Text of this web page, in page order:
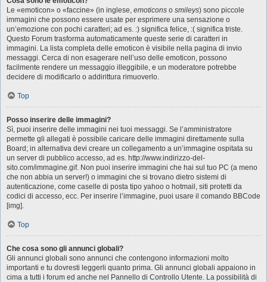
Le «emoticon» o «faccine» (in inglese, emoticons o smileys) sono piccole
immagini che possono essere usate per esprimere una sensazione o
un’emozione con pochi caratteri; ad es. :) significa felice, :( significa triste.
Questo Forum trasforma automaticamente queste serie di caratteri in
immagini. La lista completa delle emoticon è visibile nella pagina di invio
messaggi. Cerca di non esagerare nell’uso delle emoticon, possono
facilmente rendere un messaggio illeggibile, e un moderatore potrebbe
decidere di modificarlo o addirittura rimuoverlo.
Top
Posso inserire delle immagini?
Sì, puoi inserire delle immagini nei tuoi messaggi. Se l’amministratore
permette gli allegati è possibile caricare delle immagini direttamente sulla
Board; in alternativa devi creare un collegamento a un’immagine ospitata su
un server di pubblico accesso, ad es. http://www.indirizzo-del-
sito.com/immagine.gif. Non puoi inserire immagini che hai sul tuo PC (a meno
che non abbia un server!) o immagini che si trovano dietro sistemi di
autenticazione, come caselle di posta tipo yahoo o hotmail, siti protetti da
codici di accesso, ecc. Per inserire l’immagine, puoi usare il comando BBCode
[img].
Top
Che cosa sono gli annunci globali?
Gli annunci globali sono annunci che contengono informazioni molto
importanti e tu dovresti leggerli quanto prima. Gli annunci globali appaiono in
cima a tutti i forum ed anche nel Pannello di Controllo Utente. La possibilità di